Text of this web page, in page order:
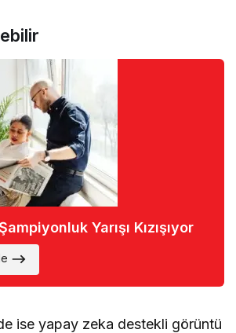
Yarışı Kızışıyor
ise yapay zeka destekli görüntü